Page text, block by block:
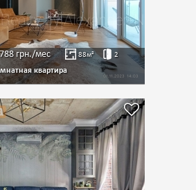
грн./мес 88м² 2
квартира